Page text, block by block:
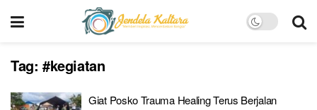
Tag: #kegiatan
Giat Posko Trauma Healing Terus Berjalan